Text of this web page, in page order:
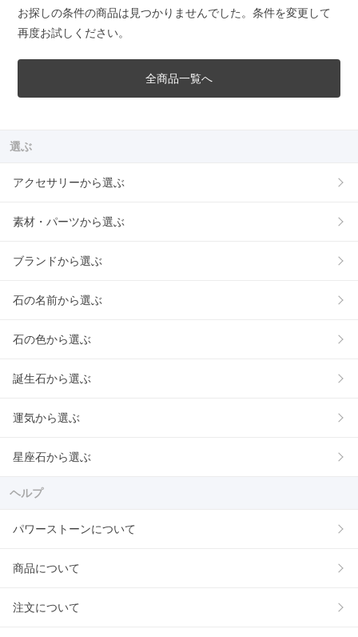
お探しの条件の商品は見つかりませんでした。条件を変更して
再度お試しください。
全商品一覧へ
選ぶ
アクセサリーから選ぶ
素材・パーツから選ぶ
ブランドから選ぶ
石の名前から選ぶ
石の色から選ぶ
誕生石から選ぶ
運気から選ぶ
星座石から選ぶ
ヘルプ
パワーストーンについて
商品について
注文について